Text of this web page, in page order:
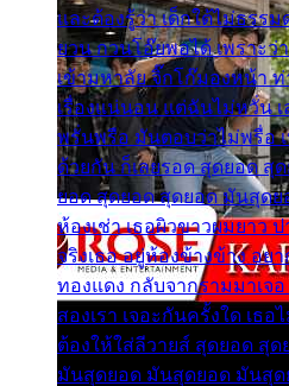
และต้องรู้ว่า เด็กใต้ไม่ธรรม
ยวน กวนโอ๊ยพอได้ เพราะว่
เข้ามหาลัย จิ๊กโก๊มองหน้า
เรื่องแน่นอน แต่ฉันไม่หวั่น
พรั่นพรือ มันตอบว่าไม่พรื่อ เ
ด้วยกัน ก็เลยรอด สุดยอด สุ
ยอด สุดยอด สุดยอด มันสุด
ห้องเช่า เธอผิวขาวผมยาว
จริงเธอ อยู่ห้องข้างข้าง อย
ทองแดง กลับจากรามมาเจ
สองเรา เจอะกันครั้งใด เธ
ต้องให้ใส่ลีวายส์ สุดยอด สุ
มันสุดยอด มันสุดยอด มันสุ